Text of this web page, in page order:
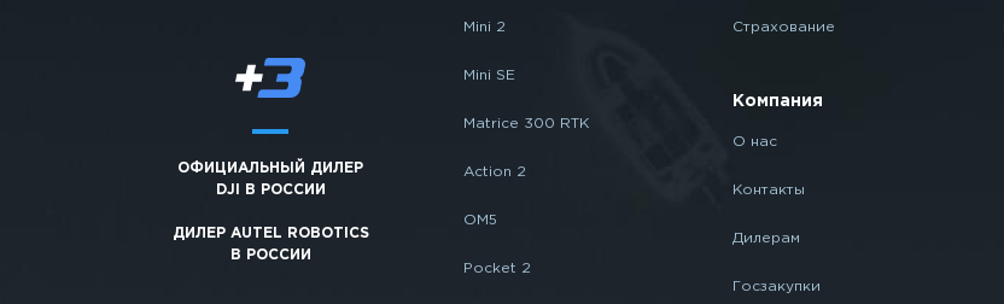
ОФИЦИАЛЬНЫЙ ДИЛЕР
DJI В РОССИИ
ДИЛЕР AUTEL ROBOTICS
В РОССИИ
Mini 2
Mini SE
Matrice 300 RTK
Action 2
OM5
Pocket 2
Страхование
Компания
О нас
Контакты
Дилерам
Госзакупки